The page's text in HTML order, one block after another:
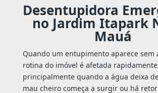
Desentupidora
no Jardim Itapark
Mauá
Quando um entupimento aparece sem
rotina do imóvel é afetada
principalmente quando a água deixa
mau cheiro começa a surgir ou há